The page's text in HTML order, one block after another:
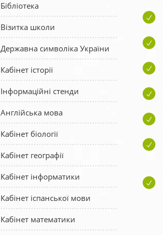
Бібліотека
Візитка школи
Державна символіка України
Кабінет історії
Інформаційні стенди
Англійська мова
Кабінет біології
Кабінет географії
Кабінет інформатики
Кабінет іспанської мови
Кабінет математики